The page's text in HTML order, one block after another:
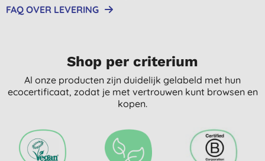
FAQ OVER LEVERING
Shop per criterium
Al onze producten zijn duidelijk gelabeld met hun
ecocertificaat, zodat je met vertrouwen kunt browsen en
kopen.